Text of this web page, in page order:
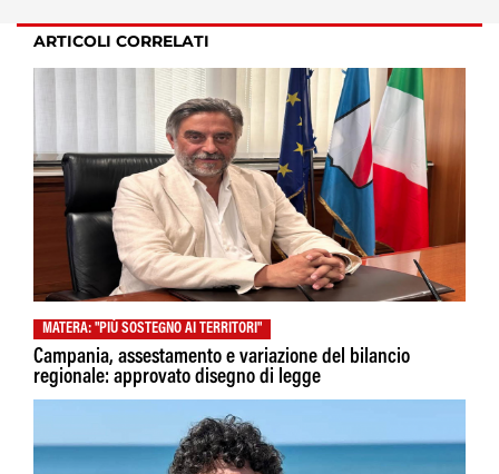
ARTICOLI CORRELATI
MATERA: "PIÙ SOSTEGNO AI TERRITORI"
Campania, assestamento e variazione del bilancio
regionale: approvato disegno di legge